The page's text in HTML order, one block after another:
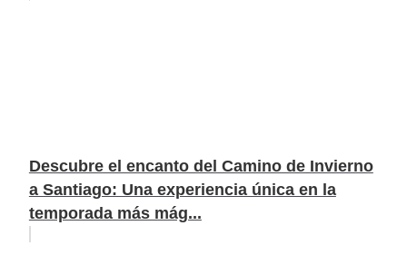
Descubre el encanto del Camino de Invierno
a Santiago: Una experiencia única en la
temporada más mág...